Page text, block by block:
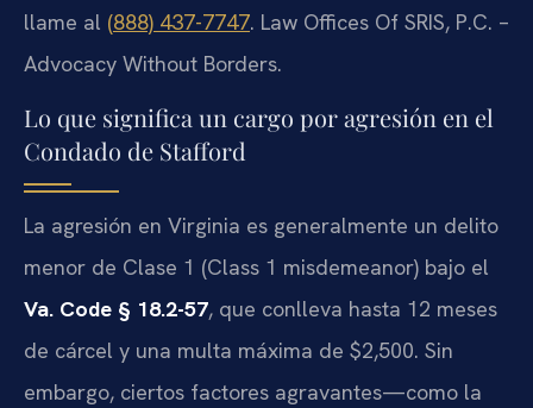
llame al (888) 437-7747. Law Offices Of SRIS, P.C. –
Advocacy Without Borders.
Lo que significa un cargo por agresión en el
Condado de Stafford
La agresión en Virginia es generalmente un delito
menor de Clase 1 (Class 1 misdemeanor) bajo el
Va. Code § 18.2-57, que conlleva hasta 12 meses
de cárcel y una multa máxima de $2,500. Sin
embargo, ciertos factores agravantes—como la